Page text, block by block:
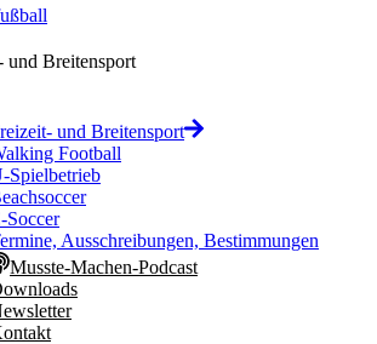
und Breitensport
und Breitensport
Football
Spielbetrieb
Soccer
Ausschreibungen, Bestimmungen
Musste-Machen-Podcast